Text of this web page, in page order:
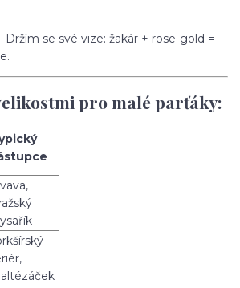
Držím se své vize: žakár + rose-gold =
pro malé parťáky: